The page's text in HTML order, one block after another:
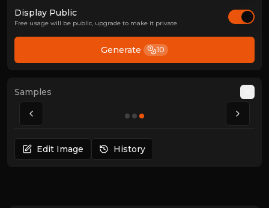
Display Public
Free usage will be public, upgrade to make it private
Generate 10
Samples
Edit Image History